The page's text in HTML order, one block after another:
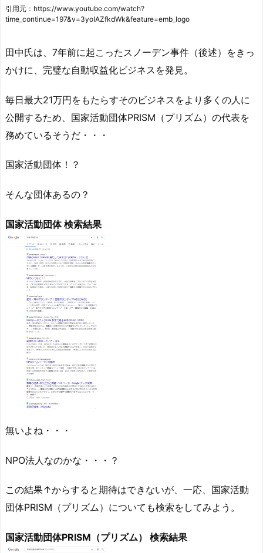
引用元：https://www.youtube.com/watch?
time_continue=197&v=3yoIAZfkdWk&feature=emb_logo
田中氏は、7年前に起こったスノーデン事件（後述）をきっ
かけに、完璧な自動収益化ビジネスを発見。
毎日最大21万円をもたらすそのビジネスをより多くの人に
公開するため、国家活動団体PRISM（プリズム）の代表を
務めているそうだ・・・
国家活動団体！？
そんな団体あるの？
国家活動団体 検索結果
無いよね・・・
NPO法人なのかな・・・？
この結果↑からすると期待はできないが、一応、国家活動
団体PRISM（プリズム）についても検索をしてみよう。
国家活動団体PRISM（プリズム） 検索結果